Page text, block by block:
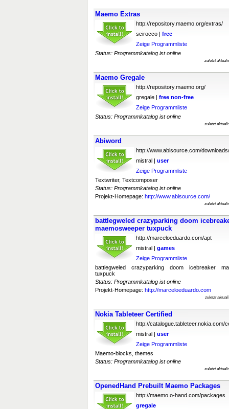
Maemo Extras
http://repository.maemo.org/extras/
scirocco | free
Zeige Programmliste
Status: Programmkatalog ist online
zuletzt
Maemo Gregale
http://repository.maemo.org/
gregale | free non-free
Zeige Programmliste
Status: Programmkatalog ist online
zuletzt
Abiword
http://www.abisource.com/
mistral | user
Zeige Programmliste
Textwriter, Textcomposer
Status: Programmkatalog ist online
Projekt-Homepage: http://www.abisource.com/
zuletzt
battlegweled crazyparking doom
maemosweeper tuxpuck
http://marceloeduardo.com/apt
mistral | games
Zeige Programmliste
battlegweled crazyparking doom icebreaker
tuxpuck
Status: Programmkatalog ist online
Projekt-Homepage: http://marceloeduardo.com
zuletzt
Nokia Tableteer Certified
http://catalogue.tableteer.nokia.com/
mistral | user
Zeige Programmliste
Maemo-blocks, themes
Status: Programmkatalog ist online
zuletzt
OpenedHand Prebuilt Maemo Packages
http://maemo.o-hand.com/packages
gregale